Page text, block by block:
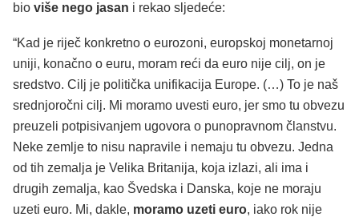
bio više nego jasan i rekao sljedeće:
“Kad je riječ konkretno o eurozoni, europskoj monetarnoj
uniji, konačno o euru, moram reći da euro nije cilj, on je
sredstvo. Cilj je politička unifikacija Europe. (…) To je naš
srednjoročni cilj. Mi moramo uvesti euro, jer smo tu obvezu
preuzeli potpisivanjem ugovora o punopravnom članstvu.
Neke zemlje to nisu napravile i nemaju tu obvezu. Jedna
od tih zemalja je Velika Britanija, koja izlazi, ali ima i
drugih zemalja, kao Švedska i Danska, koje ne moraju
uzeti euro. Mi, dakle, moramo uzeti euro, iako rok nije